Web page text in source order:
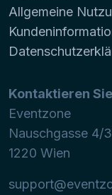
Allgemeine
Kontaktieren
Eventzone
Nauschgasse 4/
1220 Wien